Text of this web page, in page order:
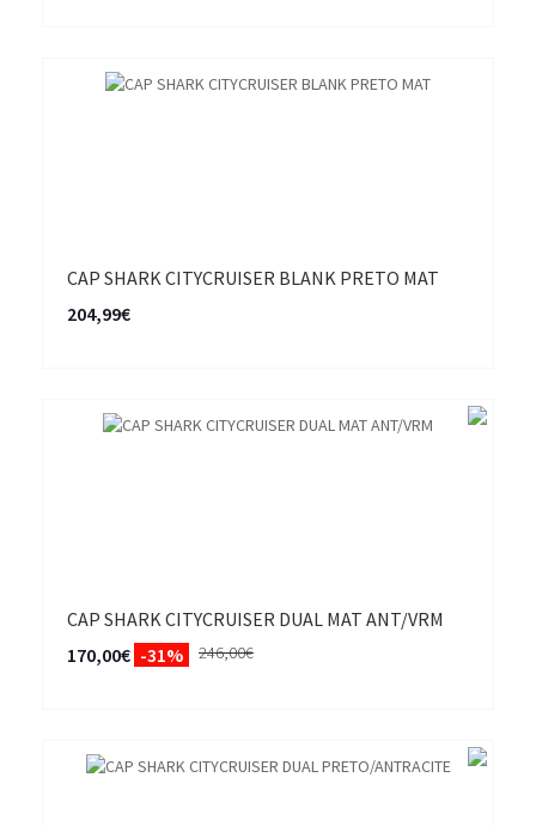
CAP SHARK CITYCRUISER BLANK PRETO MAT
204,99€
CAP SHARK CITYCRUISER DUAL MAT ANT/VRM
170,00€ -31% 246,00€